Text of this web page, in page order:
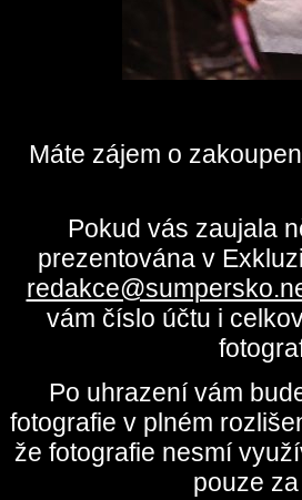
Máte zájem o
Pokud vás zaujala
prezentována v
vám číslo účtu i
Po uhrazení vám
fotografie v plném
že fotografie nesmí
pouze